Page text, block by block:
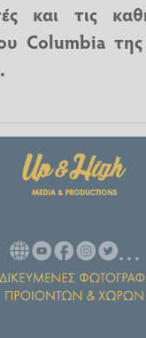
και τις
Columbia